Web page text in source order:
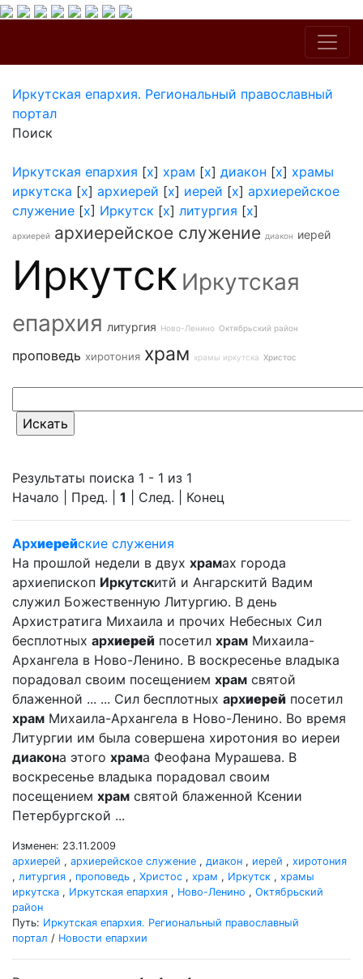
Иркутская епархия. Региональный православный
портал
Поиск
Иркутская епархия [x] храм [x] диакон [x] храмы
иркутска [x] архиерей [x] иерей [x] архиерейское
служение [x] Иркутск [x] литургия [x]
архиерей архиерейское служение диакон иерей
Иркутск Иркутская
епархия литургия Ново-Ленино Октябрьский район
проповедь хиротония храм храмы иркутска Христос
Результаты поиска 1 - 1 из 1
Начало | Пред. | 1 | След. | Конец
Архиерейские служения
На прошлой недели в двух храмах города
архиепископ Иркутскитй и Ангарскитй Вадим
служил Божественную Литургию. В день
Архистратига Михаила и прочих Небесных Сил
бесплотных архиерей посетил храм Михаила-
Архангела в Ново-Ленино. В воскресенье владыка
порадовал своим посещением храм святой
блаженной ... ... Сил бесплотных архиерей посетил
храм Михаила-Архангела в Ново-Ленино. Во время
Литургии им была совершена хиротония во иереи
диакона этого храма Феофана Мурашева. В
воскресенье владыка порадовал своим
посещением храм святой блаженной Ксении
Петербургской ...
Изменен: 23.11.2009
архиерей , архиерейское служение , диакон , иерей , хиротония
, литургия , проповедь , Христос , храм , Иркутск , храмы
иркутска , Иркутская епархия , Ново-Ленино , Октябрьский
район
Путь: Иркутская епархия. Региональный православный
портал / Новости епархии